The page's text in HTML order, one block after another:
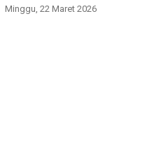
Minggu, 22 Maret 2026